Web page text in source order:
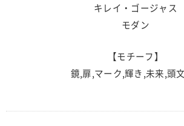
キレイ・ゴージャス
モダン
【モチーフ】
鏡,扉,マーク,輝き,未来,頭